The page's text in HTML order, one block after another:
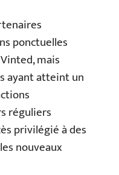
ponctuelles
mais
ayant atteint un
réguliers
privilégié à des
nouveaux